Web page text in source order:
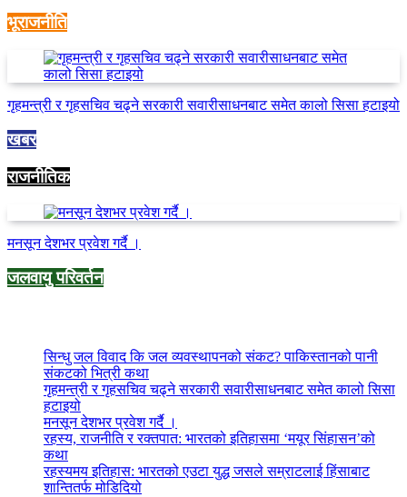
भूराजनीति
गृहमन्त्री र गृहसचिव चढ्ने सरकारी सवारीसाधनबाट समेत कालो सिसा हटाइयो
खबर
राजनीतिक
मनसून देशभर प्रवेश गर्दै ।
जलवायु परिवर्तन
सिन्धु जल विवाद कि जल व्यवस्थापनको संकट? पाकिस्तानको पानी
संकटको भित्री कथा
गृहमन्त्री र गृहसचिव चढ्ने सरकारी सवारीसाधनबाट समेत कालो सिसा
हटाइयो
मनसून देशभर प्रवेश गर्दै ।
रहस्य, राजनीति र रक्तपात: भारतको इतिहासमा ‘मयूर सिंहासन’को
कथा
रहस्यमय इतिहास: भारतको एउटा युद्ध जसले सम्राटलाई हिंसाबाट
शान्तितर्फ मोडिदियो